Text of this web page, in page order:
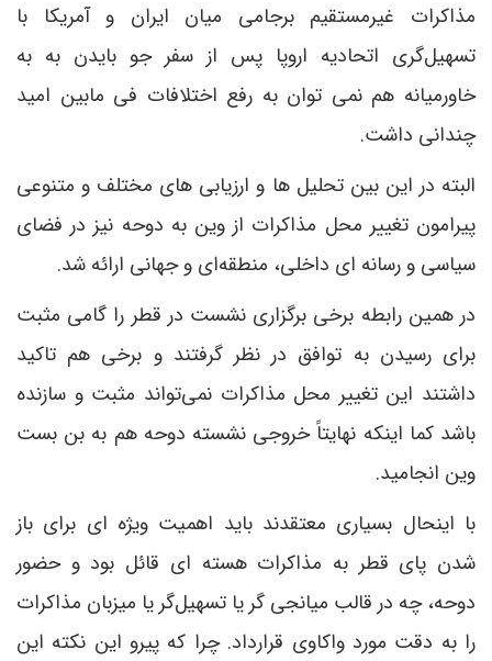
مذاکرات غیرمستقیم برجامی میان ایران و آمریکا با
تسهیل‌گری اتحادیه اروپا پس از سفر جو بایدن به به
خاورمیانه هم نمی توان به رفع اختلافات فی مابین امید
چندانی داشت.
البته در این بین تحلیل ها و ارزیابی های مختلف و متنوعی
پیرامون تغییر محل مذاکرات از وین به دوحه نیز در فضای
سیاسی و رسانه ای داخلی، منطقه‌ای و جهانی ارائه شد.
در همین رابطه برخی برگزاری نشست در قطر را گامی مثبت
برای رسیدن به توافق در نظر گرفتند و برخی هم تاکید
داشتند این تغییر محل مذاکرات نمی‌تواند مثبت و سازنده
باشد کما اینکه نهایتاً خروجی نشسته دوحه هم به بن بست
وین انجامید.
با اینحال بسیاری معتقدند باید اهمیت ویژه ای برای باز
شدن پای قطر به مذاکرات هسته ای قائل بود و حضور
دوحه، چه در قالب میانجی گر یا تسهیل‌گر یا میزبان مذاکرات
را به دقت مورد واکاوی قرارداد. چرا که پیرو این نکته این